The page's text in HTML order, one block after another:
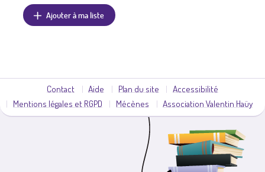
Ajouter à ma liste
Contact Aide Plan du site
Accessibilité
Mentions légales et RGPD
Mécènes Association Valentin Haüy